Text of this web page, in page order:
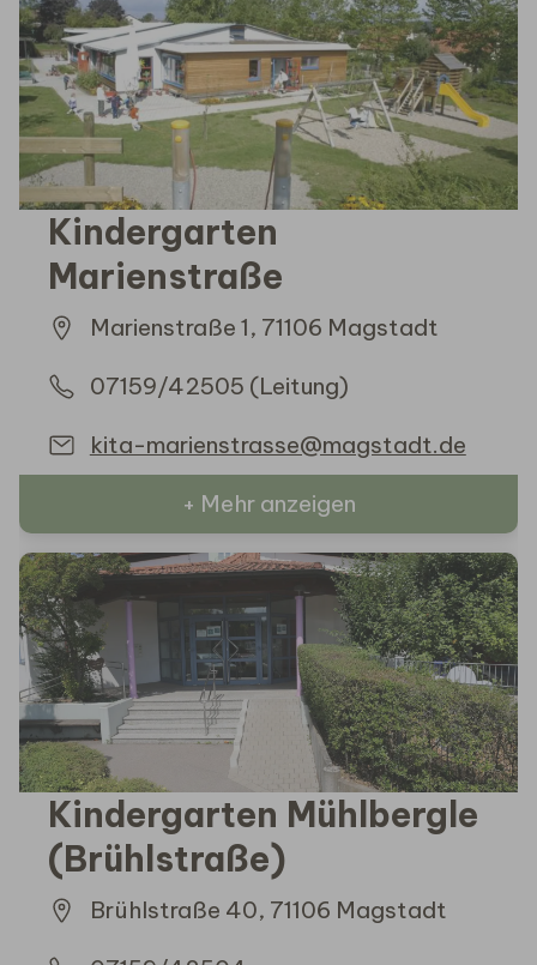
Kindergarten
Marienstraße
Marienstraße 1, 71106 Magstadt
07159/42505 (Leitung)
kita-marienstrasse@magstadt.de
+ Mehr anzeigen
Kindergarten Mühlbergle
(Brühlstraße)
Brühlstraße 40, 71106 Magstadt